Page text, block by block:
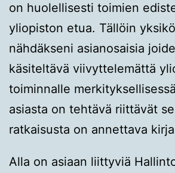
on huolellisesti toimien
yliopiston etua. Tällöin
nähdäkseni asianosaisia
käsiteltävä viivyttelemättä
toiminnalle
asiasta on tehtävä riittävät
ratkaisusta on annettava
Alla on asiaan liittyviä